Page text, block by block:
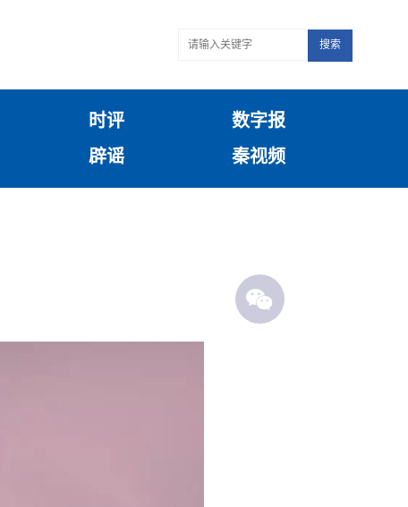
搜索
时评
数字报
辟谣 秦视频